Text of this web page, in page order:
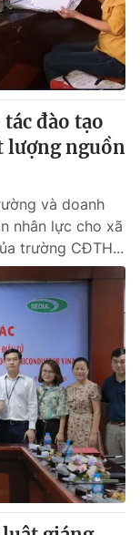
đào tạo
lượng nguồn
và doanh
nhân lực cho xã
trường CĐTH...